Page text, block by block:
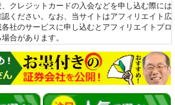
クレジットカードの入会などを申し込む際には
ください。なお、当サイトはアフィリエイト広
社のサービスに申し込むとアフィリエイトプロ
合があります。